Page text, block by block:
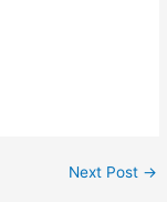
Next Post →